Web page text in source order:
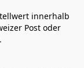
innerhalb
Post oder